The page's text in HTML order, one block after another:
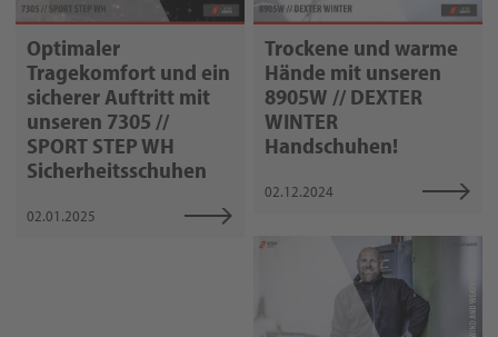
Optimaler
Tragekomfort und ein
sicherer Auftritt mit
unseren 7305 //
SPORT STEP WH
Sicherheitsschuhen
02.01.2025
Trockene und warme
Hände mit unseren
8905W // DEXTER
WINTER
Handschuhen!
02.12.2024